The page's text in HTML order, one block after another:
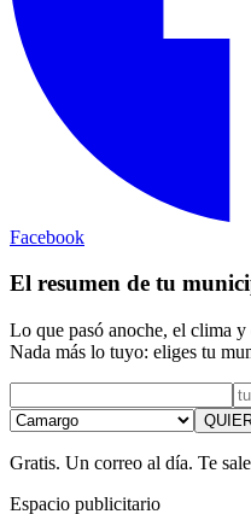
Facebook
El resumen de tu
Lo que pasó anoche, el clima
Nada más lo tuyo: eliges tu
Gratis. Un correo al día. Te
Espacio publicitario